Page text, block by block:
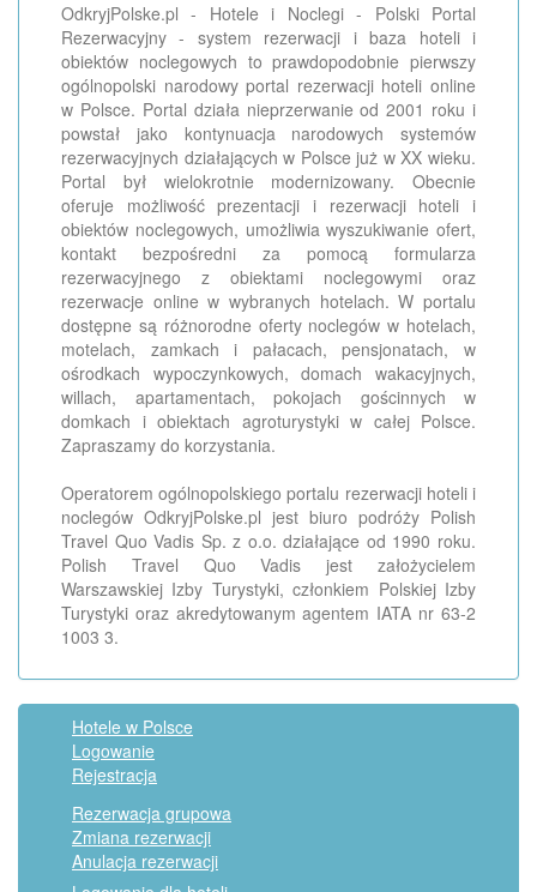
OdkryjPolske.pl - Hotele i Noclegi - Polski Portal
Rezerwacyjny - system rezerwacji i baza hoteli i
obiektów noclegowych to prawdopodobnie pierwszy
ogólnopolski narodowy portal rezerwacji hoteli online
w Polsce. Portal działa nieprzerwanie od 2001 roku i
powstał jako kontynuacja narodowych systemów
rezerwacyjnych działających w Polsce już w XX wieku.
Portal był wielokrotnie modernizowany. Obecnie
oferuje możliwość prezentacji i rezerwacji hoteli i
obiektów noclegowych, umożliwia wyszukiwanie ofert,
kontakt bezpośredni za pomocą formularza
rezerwacyjnego z obiektami noclegowymi oraz
rezerwacje online w wybranych hotelach. W portalu
dostępne są różnorodne oferty noclegów w hotelach,
motelach, zamkach i pałacach, pensjonatach, w
ośrodkach wypoczynkowych, domach wakacyjnych,
willach, apartamentach, pokojach gościnnych w
domkach i obiektach agroturystyki w całej Polsce.
Zapraszamy do korzystania.
Operatorem ogólnopolskiego portalu rezerwacji hoteli i
noclegów OdkryjPolske.pl jest biuro podróży Polish
Travel Quo Vadis Sp. z o.o. działające od 1990 roku.
Polish Travel Quo Vadis jest założycielem
Warszawskiej Izby Turystyki, członkiem Polskiej Izby
Turystyki oraz akredytowanym agentem IATA nr 63-2
1003 3.
Hotele w Polsce
Logowanie
Rejestracja
Rezerwacja grupowa
Zmiana rezerwacji
Anulacja rezerwacji